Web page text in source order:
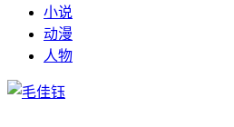
小说
动漫
人物